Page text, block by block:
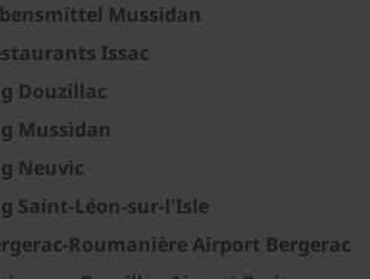
1. Etage
Mussidan
Issac
Douzillac
Mussidan
Neuvic
Saint-Léon-sur-l'Isle
Roumanière Airport Bergerac